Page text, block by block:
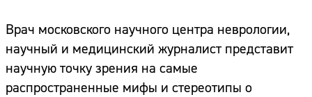
Врач московского научного центра неврологии,
научный и медицинский журналист представит
научную точку зрения на самые
распространенные мифы и стереотипы о